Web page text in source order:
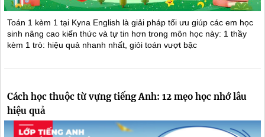
Toán 1 kèm 1 tại Kyna English là giải pháp tối ưu giúp các em học
sinh nâng cao kiến thức và tự tin hơn trong môn học này: 1 thầy
kèm 1 trò: hiệu quả nhanh nhất, giỏi toán vượt bậc
Cách học thuộc từ vựng tiếng Anh: 12 mẹo học nhớ lâu
hiệu quả